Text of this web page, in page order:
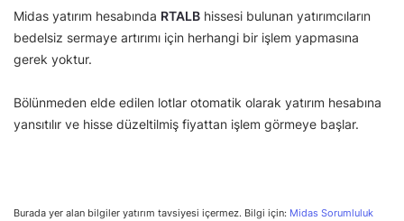
Midas yatırım hesabında RTALB hissesi bulunan yatırımcıların
bedelsiz sermaye artırımı için herhangi bir işlem yapmasına
gerek yoktur.
Bölünmeden elde edilen lotlar otomatik olarak yatırım hesabına
yansıtılır ve hisse düzeltilmiş fiyattan işlem görmeye başlar.
Burada yer alan bilgiler yatırım tavsiyesi içermez. Bilgi için: Midas Sorumluluk